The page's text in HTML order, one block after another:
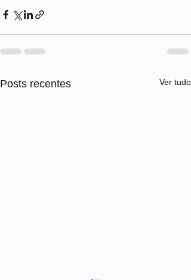
Posts recentes Ver tudo